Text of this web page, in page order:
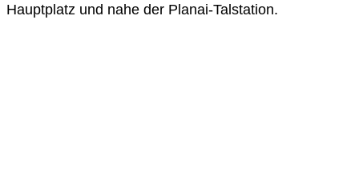
Hauptplatz und nahe der Planai-Talstation.